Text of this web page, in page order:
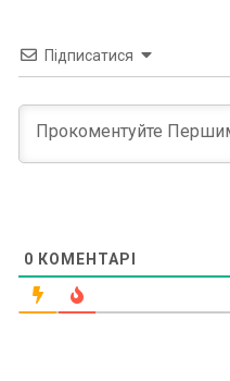
Підписатися
0 КОМЕНТАРІ